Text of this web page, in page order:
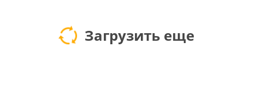
Загрузить еще